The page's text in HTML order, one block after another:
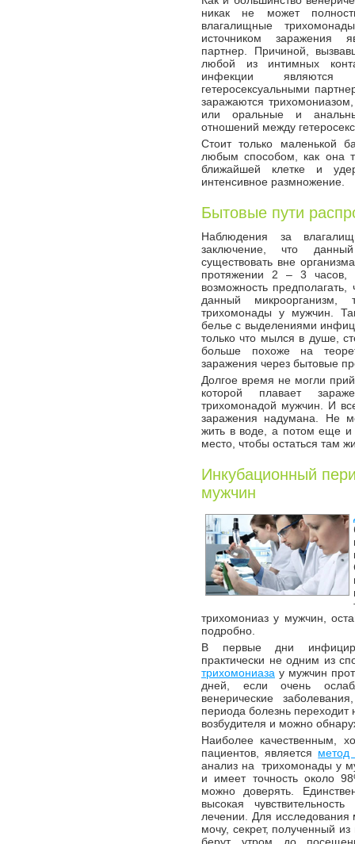
никак не может
влагалищные
источником заражения
партнер. Причиной,
любой из интимных
инфекции являются
гетеросексуальными
заражаются
или оральные и
отношений между
Стоит только маленькой
любым способом, как она
ближайшей клетке и
интенсивное размножение.
Бытовые пути
Наблюдения за
заключение, что
существовать вне
протяжении 2 – 3 часов,
возможность
данный микроорганизм,
трихомонады у мужчин.
белье с выделениями
только что мылся в душе,
больше похоже на
заражения через бытовые
Долгое время не могли
которой плавает
трихомонадой мужчин. И
заражения надумана. Не
жить в воде, а потом еще и
место, чтобы остаться там
Инкубационный
мужчин
трихомониаз у мужчин,
подробно.
В первые дни
практически не одним из
трихомониаза у мужчин
дней, если очень
венерические
периода болезнь переходит
возбудителя и можно
Наиболее качественным,
пациентов, является
анализ на трихомонады у
и имеет точность около
можно доверять.
высокая
лечении. Для исследования
мочу, секрет, полученный